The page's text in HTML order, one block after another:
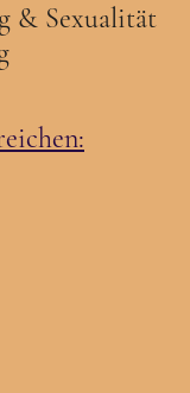
& Sexualität